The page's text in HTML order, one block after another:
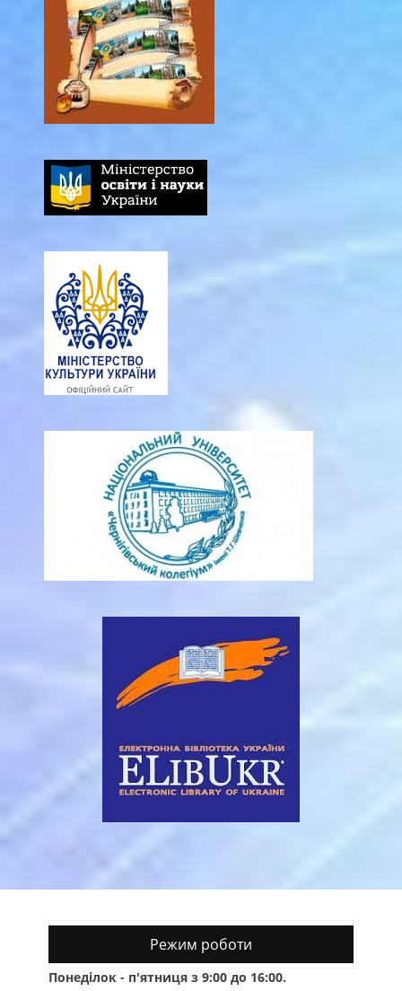
Режим роботи
Понеділок - п'ятниця з 9:00 до 16:00.